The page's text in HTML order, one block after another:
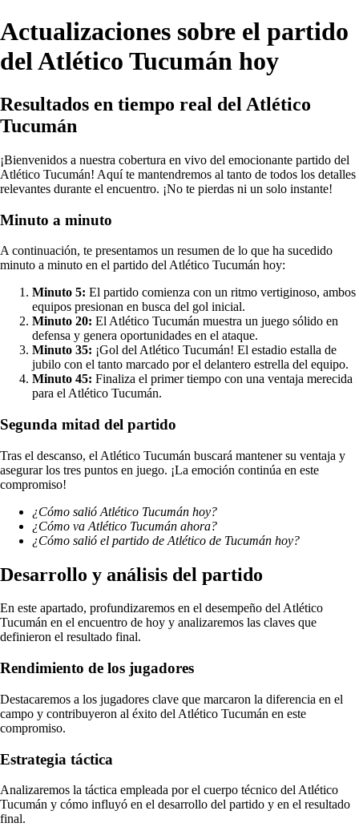
Actualizaciones sobre el partido
del Atlético Tucumán hoy
Resultados en tiempo real del Atlético
Tucumán
¡Bienvenidos a nuestra cobertura en vivo del emocionante partido del
Atlético Tucumán! Aquí te mantendremos al tanto de todos los detalles
relevantes durante el encuentro. ¡No te pierdas ni un solo instante!
Minuto a minuto
A continuación, te presentamos un resumen de lo que ha sucedido
minuto a minuto en el partido del Atlético Tucumán hoy:
Minuto 5: El partido comienza con un ritmo vertiginoso, ambos
equipos presionan en busca del gol inicial.
Minuto 20: El Atlético Tucumán muestra un juego sólido en
defensa y genera oportunidades en el ataque.
Minuto 35: ¡Gol del Atlético Tucumán! El estadio estalla de
jubilo con el tanto marcado por el delantero estrella del equipo.
Minuto 45: Finaliza el primer tiempo con una ventaja merecida
para el Atlético Tucumán.
Segunda mitad del partido
Tras el descanso, el Atlético Tucumán buscará mantener su ventaja y
asegurar los tres puntos en juego. ¡La emoción continúa en este
compromiso!
¿Cómo salió Atlético Tucumán hoy?
¿Cómo va Atlético Tucumán ahora?
¿Cómo salió el partido de Atlético de Tucumán hoy?
Desarrollo y análisis del partido
En este apartado, profundizaremos en el desempeño del Atlético
Tucumán en el encuentro de hoy y analizaremos las claves que
definieron el resultado final.
Rendimiento de los jugadores
Destacaremos a los jugadores clave que marcaron la diferencia en el
campo y contribuyeron al éxito del Atlético Tucumán en este
compromiso.
Estrategia táctica
Analizaremos la táctica empleada por el cuerpo técnico del Atlético
Tucumán y cómo influyó en el desarrollo del partido y en el resultado
final.